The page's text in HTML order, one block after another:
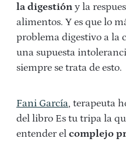
la digestión y la
alimentos. Y es que lo
problema digestivo a la
una supuesta
siempre se trata de esto.
Fani García, terapeuta
del libro Es tu tripa la
entender el complejo